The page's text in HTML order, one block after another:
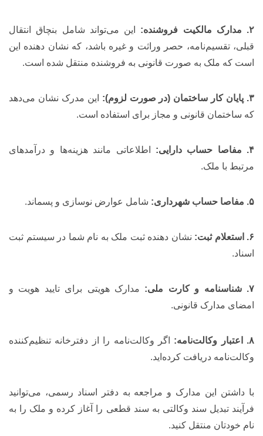
۲. مدارک مالکیت فروشنده:
این می‌تواند شامل بنچاق انتقال
قبلی، تقسیم‌نامه، حصر وراثت و غیره باشد، که نشان دهنده این
است که ملک به صورت قانونی به فروشنده منتقل شده است.
۳. پایان کار ساختمان (در صورت لزوم):
این مدرک نشان می‌دهد
که ساختمان قانونی و مجاز برای استفاده است.
۴. مفاصا حساب دارایی:
اطلاعاتی مانند هزینه‌ها و درآمدهای
مرتبط با ملک.
۵. مفاصا حساب شهرداری: شامل عوارض نوسازی و پسماند.
۶. استعلام ثبت:
نشان دهنده ثبت ملک به نام شما در سیستم ثبت
اسناد.
۷. شناسنامه و کارت ملی:
مدارک هویتی برای تایید هویت و
امضای مدارک قانونی.
۸. اعتبار وکالت‌نامه:
اگر وکالت‌نامه را از دفترخانه تنظیم‌کننده
وکالت‌نامه دریافت کرده‌اید.
با داشتن این مدارک و مراجعه به دفتر اسناد رسمی، می‌توانید
فرآیند تبدیل سند وکالتی به سند قطعی را آغاز کرده و ملک را به
نام خودتان منتقل کنید.